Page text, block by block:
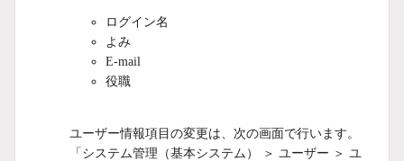
ログイン名
よみ
E-mail
役職
ユーザー情報項目の変更は、次の画面で行います。
「システム管理（基本システム） ＞ ユーザー ＞ ユ